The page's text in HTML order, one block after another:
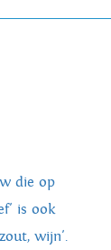
die op
is ook
wijn'.